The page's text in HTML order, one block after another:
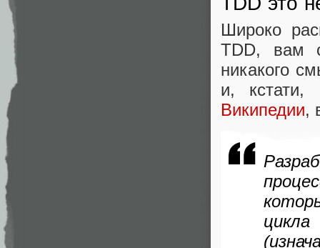
Широко
TDD, вам
никакого
и,
Википедии,
цикла